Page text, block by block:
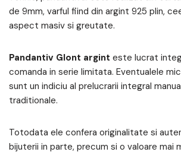
de 9mm, varful fiind din argint 925 plin,
aspect masiv si greutate.
Pandantiv Glont argint este lucrat
comanda in serie limitata. Eventualele
sunt un indiciu al prelucrarii integral
traditionale.
Totodata ele confera originalitate si
bijuterii in parte, precum si o valoare mai